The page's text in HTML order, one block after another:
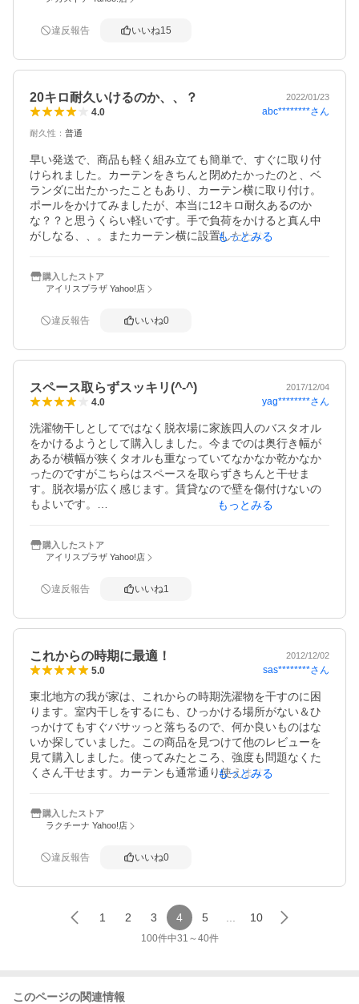
我が家は賃貸なので突っ張り部分にゲルクッションを敷い
多くまとまりがないお部屋には最適です。
違反報告 いいね15
20キロ耐久いけるのか、、？ 2022/01/23
4.0 abc********さん
耐久性 ： 普通
早い発送で、商品も軽く組み立ても簡単で、すぐに取り付
けられました。カーテンをきちんと閉めたかったのと、ベ
ランダに出たかったこともあり、カーテン横に取り付け。
ポールをかけてみましたが、本当に12キロ耐久あるのか
な？？と思うくらい軽いです。手で負荷をかけると真ん中
がしなる、、。またカーテン横に設置したために、ポール
角に干していたスペースがなくなり、広くなって最高で
す。
もっとみる
購入したストア
アイリスプラザ Yahoo!店
違反報告 いいね0
スペース取らずスッキリ(^-^) 2017/12/04
4.0 yag********さん
洗濯物干しとしてではなく脱衣場に家族四人のバスタオル
をかけるようとして購入しました。今までのは奥行き幅が
あるが横幅が狭くタオルも重なっていてなかなか乾かなか
ったのですがこちらはスペースを取らずきちんと干せま
す。脱衣場が広く感じます。賃貸なので壁を傷付けないの
もよいです。
ってしまったので(^^;設置する際は気を付けた方が良いで
す。
衣装部屋にもまた買うかもしれません。
もっとみる
購入したストア
アイリスプラザ Yahoo!店
違反報告 いいね1
これからの時期に最適！ 2012/12/02
5.0 sas********さん
東北地方の我が家は、これからの時期洗濯物を干すのに困
ります。室内干しをするにも、ひっかける場所がない＆ひ
っかけてもすぐバサッっと落ちるので、何か良いものはな
いか探していました。この商品を見つけて他のレビューを
見て購入しました。使ってみたところ、強度も問題なくた
くさん干せます。カーテンも通常通り使えます。何より使
室内の方がよく乾きます。部屋の加湿にもなりますよ。
もっとみる
購入したストア
ラクチーナ Yahoo!店
違反報告 いいね0
1 2 3 4 5 10
100件中31 ～40件
このページの関連情報